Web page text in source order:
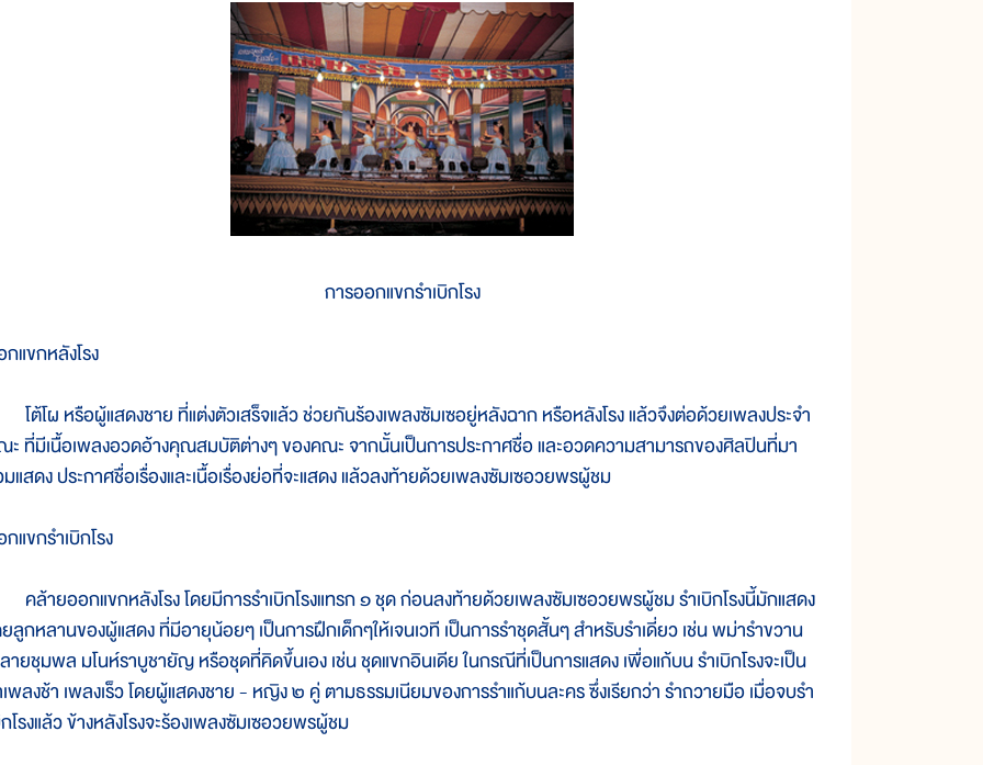
การออกแขกรำเบิกโรง
แขกหลังโรง
ผ หรือผู้แสดงชาย ที่แต่งตัวเสร็จแล้ว ช่วยกันร้องเพลงซัมเซอยู่หลังฉาก หรือหลังโรง แล้วจึงต่อด้วยเพลงประจำ
ที่มีเนื้อเพลงอวดอ้างคุณสมบัติต่างๆ ของคณะ จากนั้นเป็นการประกาศชื่อ และอวดความสามารถของศิลปินที่มา
แสดง ประกาศชื่อเรื่องและเนื้อเรื่องย่อที่จะแสดง แล้วลงท้ายด้วยเพลงซัมเซอวยพรผู้ชม
แขกรำเบิกโรง
ายออกแขกหลังโรง โดยมีการรำเบิกโรงแทรก ๑ ชุด ก่อนลงท้ายด้วยเพลงซัมเซอวยพรผู้ชม รำเบิกโรงนี้มักแสดง
ลูกหลานของผู้แสดง ที่มีอายุน้อยๆ เป็นการฝึกเด็กๆให้เจนเวที เป็นการรำชุดสั้นๆ สำหรับรำเดี่ยว เช่น พม่ารำขวาน
ยชุมพล มโนห์ราบูชายัญ หรือชุดที่คิดขึ้นเอง เช่น ชุดแขกอินเดีย ในกรณีที่เป็นการแสดง เพื่อแก้บน รำเบิกโรงจะเป็น
พลงช้า เพลงเร็ว โดยผู้แสดงชาย - หญิง ๒ คู่ ตามธรรมเนียมของการรำแก้บนละคร ซึ่งเรียกว่า รำถวายมือ เมื่อจบรำ
โรงแล้ว ข้างหลังโรงจะร้องเพลงซัมเซอวยพรผู้ชม